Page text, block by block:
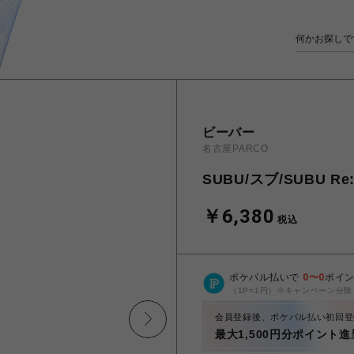
ビーバー
名古屋PARCO
SUBU/スブ/SUBU
￥6,380 税込
ポケパル払いで 0〜0ポイ
（1P=1円）※キャンペーン分除
会員登録後、ポケパル払い初回
最大1,500円分ポイント進